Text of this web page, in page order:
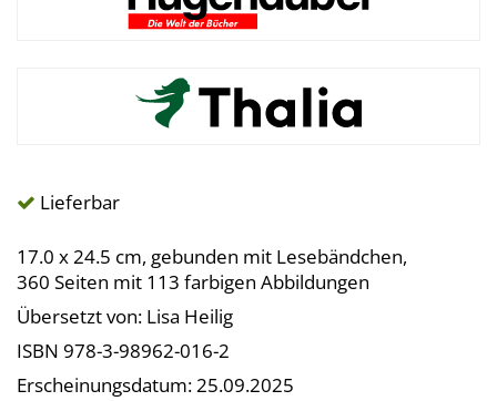
Lieferbar
17.0 x 24.5 cm, gebunden mit Lesebändchen,
360 Seiten mit 113 farbigen Abbildungen
Übersetzt von: Lisa Heilig
ISBN 978-3-98962-016-2
Erscheinungsdatum: 25.09.2025